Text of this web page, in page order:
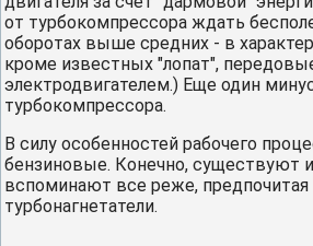
от турбокомпрессора ждать
оборотах выше средних - в
кроме известных "лопат",
электродвигателем.) Еще один
турбокомпрессора.
В силу особенностей рабочего
бензиновые. Конечно, существуют
вспоминают все реже, предпочитая
турбонагнетатели.